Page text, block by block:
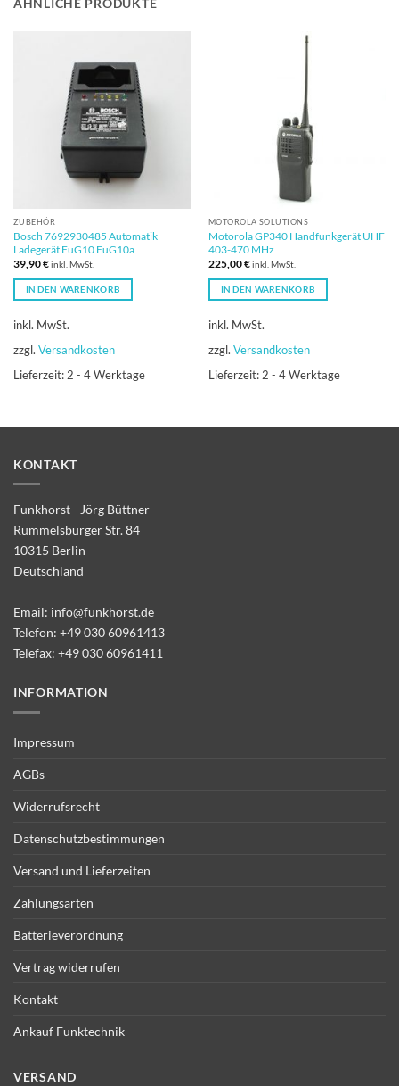
ÄHNLICHE PRODUKTE
ZUBEHÖR
Bosch 7692930485 Automatik
Ladegerät FuG10 FuG10a
39,90€inkl. MwSt.
IN DEN WARENKORB
inkl. MwSt.
zzgl. Versandkosten
Lieferzeit: 2 - 4 Werktage
MOTOROLA SOLUTIONS
Motorola GP340 Handfunkgerät UHF
403-470 MHz
225,00€inkl. MwSt.
IN DEN WARENKORB
inkl. MwSt.
zzgl. Versandkosten
Lieferzeit: 2 - 4 Werktage
KONTAKT
Funkhorst - Jörg Büttner
Rummelsburger Str. 84
10315 Berlin
Deutschland
Email: info@funkhorst.de
Telefon: +49 030 60961413
Telefax: +49 030 60961411
INFORMATION
Impressum
AGBs
Widerrufsrecht
Datenschutzbestimmungen
Versand und Lieferzeiten
Zahlungsarten
Batterieverordnung
Vertrag widerrufen
Kontakt
Ankauf Funktechnik
VERSAND